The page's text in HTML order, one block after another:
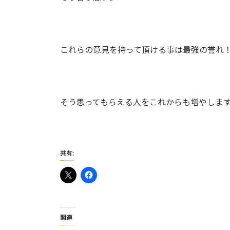
これらの意見を持って頂ける事は最強の誉れ！
そう思ってもらえる人をこれからも増やしま
共有:
関連